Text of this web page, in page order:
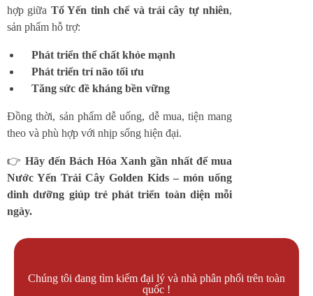
hợp giữa Tổ Yến tinh chế và trái cây tự nhiên,
sản phẩm hỗ trợ:
Phát triển thể chất khỏe mạnh
Phát triển trí não tối ưu
Tăng sức đề kháng bền vững
Đồng thời, sản phẩm dễ uống, dễ mua, tiện mang
theo và phù hợp với nhịp sống hiện đại.
👉Hãy đến Bách Hóa Xanh gần nhất để mua
Nước Yến Trái Cây Golden Kids – món uống
dinh dưỡng giúp trẻ phát triển toàn diện mỗi
ngày.
Chúng tôi đang tìm kiếm đại lý và nhà phân phối trên toàn
quốc !